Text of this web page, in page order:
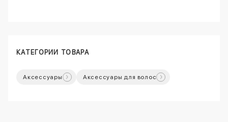
КАТЕГОРИИ ТОВАРА
Аксессуары Аксессуары для волос